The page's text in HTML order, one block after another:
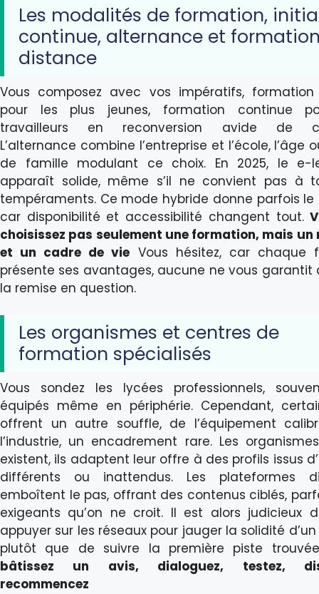
Les modalités de formation,
continue, alternance et
distance
Vous composez avec vos impératifs, formation
pour les plus jeunes, formation continue
travailleurs en reconversion avide de
L’alternance combine l’entreprise et l’école, l’âge
de famille modulant ce choix. En 2025, le e-
apparaît solide, même s’il ne convient pas à
tempéraments. Ce mode hybride donne parfois le
car disponibilité et accessibilité changent tout.
choisissez pas seulement une formation, mais un
et un cadre de vie Vous hésitez, car chaque
présente ses avantages, aucune ne vous garantit
la remise en question.
Les organismes et centres de
formation spécialisés
Vous sondez les lycées professionnels,
équipés même en périphérie. Cependant,
offrent un autre souffle, de l’équipement
l’industrie, un encadrement rare. Les
existent, ils adaptent leur offre à des profils issus
différents ou inattendus. Les plateformes
emboîtent le pas, offrant des contenus ciblés,
exigeants qu’on ne croit. Il est alors judicieux
appuyer sur les réseaux pour jauger la solidité d’un
plutôt que de suivre la première piste
bâtissez un avis, dialoguez, testez,
recommencez